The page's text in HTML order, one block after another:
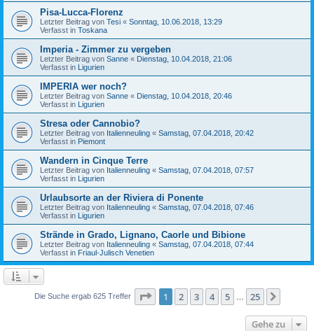
Pisa-Lucca-Florenz
Letzter Beitrag von Tesi « Sonntag, 10.06.2018, 13:29
Verfasst in Toskana
Imperia - Zimmer zu vergeben
Letzter Beitrag von Sanne « Dienstag, 10.04.2018, 21:06
Verfasst in Ligurien
IMPERIA wer noch?
Letzter Beitrag von Sanne « Dienstag, 10.04.2018, 20:46
Verfasst in Ligurien
Stresa oder Cannobio?
Letzter Beitrag von Italienneuling « Samstag, 07.04.2018, 20:42
Verfasst in Piemont
Wandern in Cinque Terre
Letzter Beitrag von Italienneuling « Samstag, 07.04.2018, 07:57
Verfasst in Ligurien
Urlaubsorte an der Riviera di Ponente
Letzter Beitrag von Italienneuling « Samstag, 07.04.2018, 07:46
Verfasst in Ligurien
Strände in Grado, Lignano, Caorle und Bibione
Letzter Beitrag von Italienneuling « Samstag, 07.04.2018, 07:44
Verfasst in Friaul-Julisch Venetien
Die Suche ergab 625 Treffer Seite 1von 25
1 2 3 4 5 25
Gehe zu